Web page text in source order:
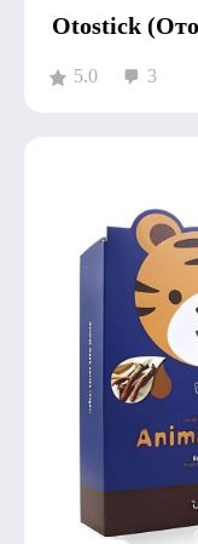
Otostick
5.0 3